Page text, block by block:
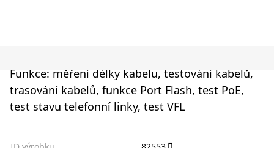
Funkce: měření délky kabelu, testování kabelů,
trasování kabelů, funkce Port Flash, test PoE,
test stavu telefonní linky, test VFL